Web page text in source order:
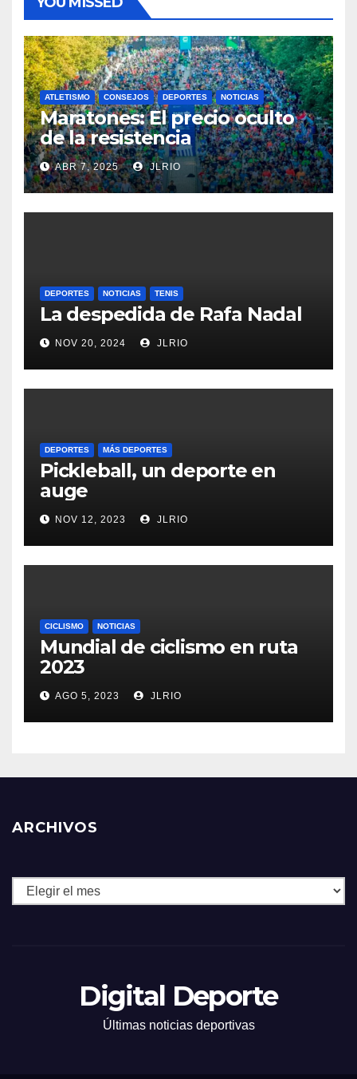
ATLETISMO CONSEJOS DEPORTES NOTICIAS
Maratones: El precio oculto
de la resistencia
ABR 7, 2025 JLRIO
DEPORTES NOTICIAS TENIS
La despedida de Rafa Nadal
NOV 20, 2024 JLRIO
DEPORTES MÁS DEPORTES
Pickleball, un deporte en
auge
NOV 12, 2023 JLRIO
CICLISMO NOTICIAS
Mundial de ciclismo en ruta
2023
AGO 5, 2023 JLRIO
ARCHIVOS
Archivos
Digital Deporte
Últimas noticias deportivas